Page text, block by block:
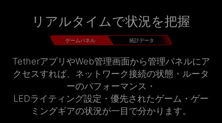
リアルタイムで状況を把握
ゲームパネル 統計データ
TetherアプリやWeb管理画面から管理パネルにア
クセスすれば、ネットワーク接続の状態・ルータ
ーのパフォーマンス・
LEDライティング設定・優先されたゲーム・ゲー
ミングギアの状況が一目で分かります。